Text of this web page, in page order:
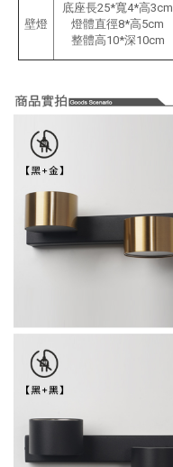
壁燈
底座長25*寬4*高3cm
燈體直徑8*高5cm
整體高10*深10cm